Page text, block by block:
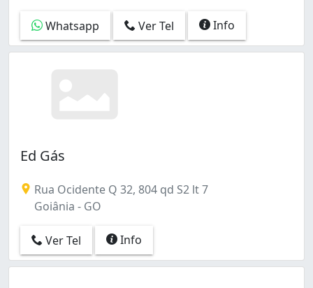
Whatsapp Ver Tel Info
Ed Gás
Rua Ocidente Q 32, 804 qd S2 lt 7
Goiânia - GO
Ver Tel Info